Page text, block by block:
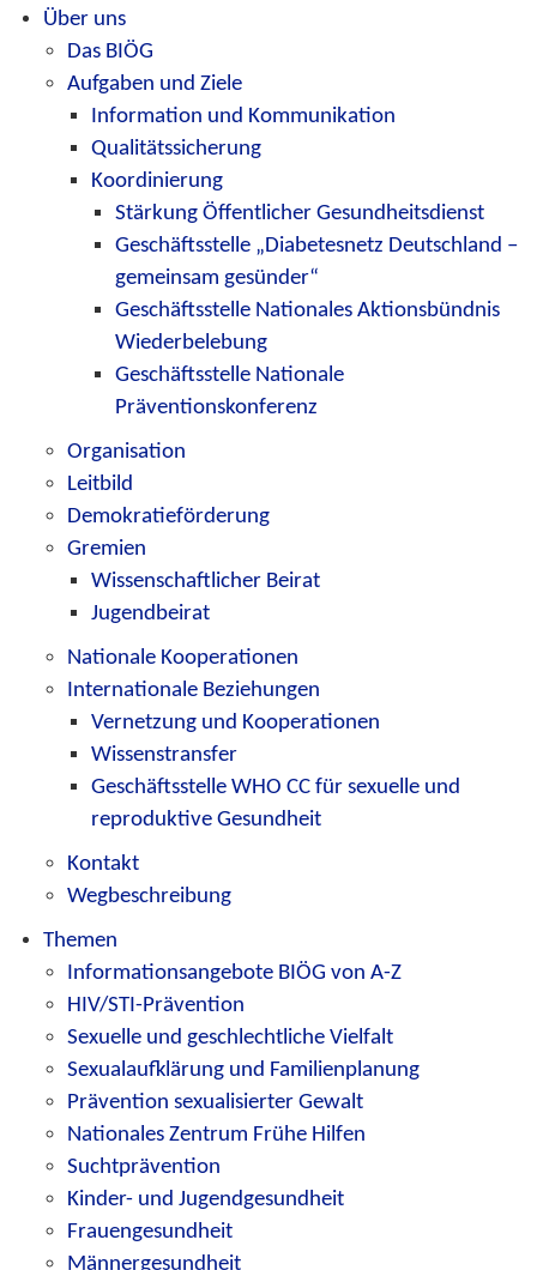
Über uns
Das BIÖG
Aufgaben und Ziele
Information und Kommunikation
Qualitätssicherung
Koordinierung
Stärkung Öffentlicher Gesundheitsdienst
Geschäftsstelle „Diabetesnetz Deutschland –
gemeinsam gesünder“
Geschäftsstelle Nationales Aktionsbündnis
Wiederbelebung
Geschäftsstelle Nationale
Präventionskonferenz
Organisation
Leitbild
Demokratieförderung
Gremien
Wissenschaftlicher Beirat
Jugendbeirat
Nationale Kooperationen
Internationale Beziehungen
Vernetzung und Kooperationen
Wissenstransfer
Geschäftsstelle WHO CC für sexuelle und
reproduktive Gesundheit
Kontakt
Wegbeschreibung
Themen
Informationsangebote BIÖG von A-Z
HIV/STI-Prävention
Sexuelle und geschlechtliche Vielfalt
Sexualaufklärung und Familienplanung
Prävention sexualisierter Gewalt
Nationales Zentrum Frühe Hilfen
Suchtprävention
Kinder- und Jugendgesundheit
Frauengesundheit
Männergesundheit